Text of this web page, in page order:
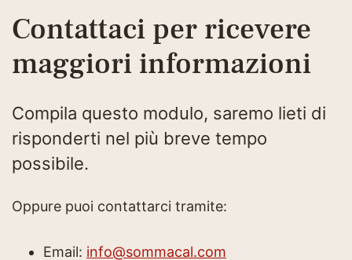
Contattaci per ricevere
maggiori informazioni
Compila questo modulo, saremo lieti di
risponderti nel più breve tempo
possibile.
Oppure puoi contattarci tramite:
Email: info@sommacal.com